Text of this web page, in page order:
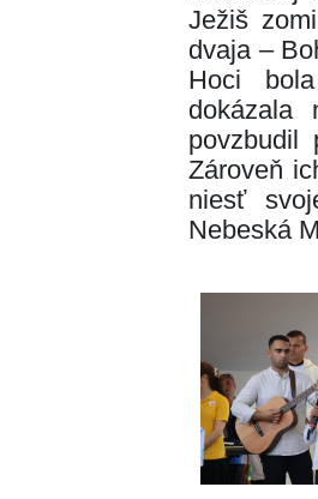
Ježiš
dvaja –
Hoci
povzbudil
Zároveň
niesť
Nebeská